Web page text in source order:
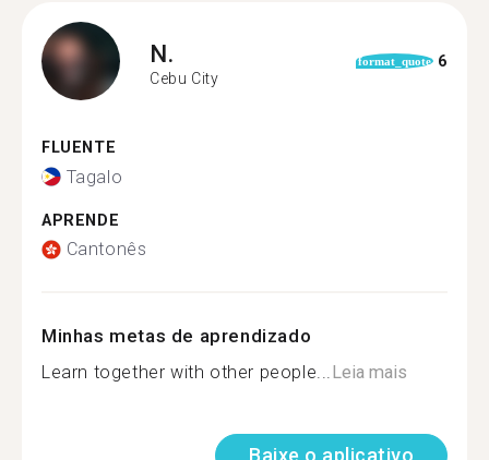
N.
Cebu City
format_quote 6
FLUENTE
Tagalo
APRENDE
Cantonês
Minhas metas de aprendizado
Learn together with other people...Leia mais
Baixe o aplicativo